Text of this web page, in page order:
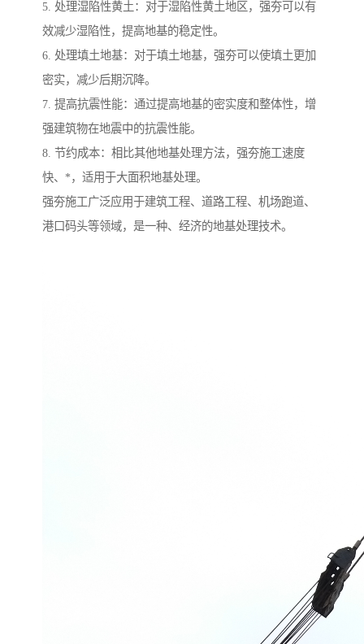
5. 处理湿陷性黄土：对于湿陷性黄土地区，强夯可以有
效减少湿陷性，提高地基的稳定性。
6. 处理填土地基：对于填土地基，强夯可以使填土更加
密实，减少后期沉降。
7. 提高抗震性能：通过提高地基的密实度和整体性，增
强建筑物在地震中的抗震性能。
8. 节约成本：相比其他地基处理方法，强夯施工速度
快、*，适用于大面积地基处理。
强夯施工广泛应用于建筑工程、道路工程、机场跑道、
港口码头等领域，是一种、经济的地基处理技术。